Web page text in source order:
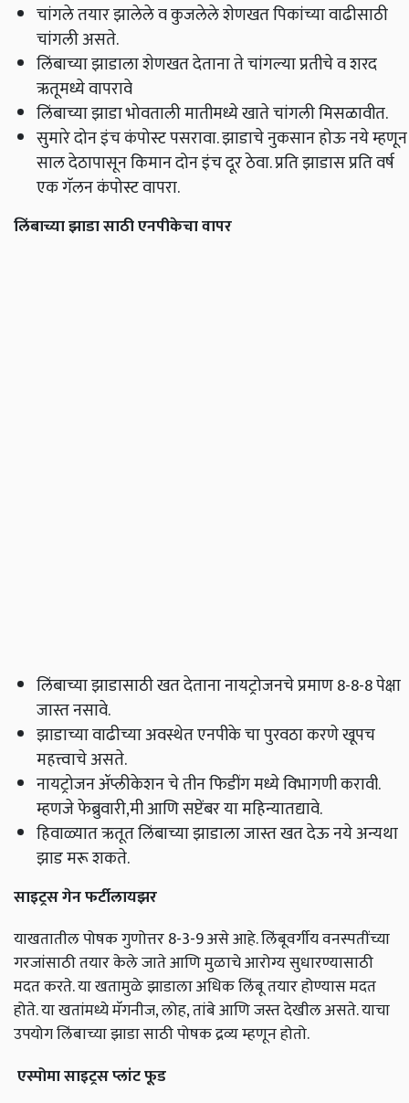
चांगले तयार झालेले व कुजलेले शेणखत पिकांच्या वाढीसाठी
चांगली असते.
लिंबाच्या झाडाला शेणखत देताना ते चांगल्या प्रतीचे व शरद
ऋतूमध्ये वापरावे
लिंबाच्या झाडा भोवताली मातीमध्ये खाते चांगली मिसळावीत.
सुमारे दोन इंच कंपोस्ट पसरावा. झाडाचे नुकसान होऊ नये म्हणून
साल देठापासून किमान दोन इंच दूर ठेवा. प्रति झाडास प्रति वर्ष
एक गॅलन कंपोस्ट वापरा.
लिंबाच्या झाडा साठी एनपीकेचा वापर
लिंबाच्या झाडासाठी खत देताना नायट्रोजनचे प्रमाण 8-8-8 पेक्षा
जास्त नसावे.
झाडाच्या वाढीच्या अवस्थेत एनपीके चा पुरवठा करणे खूपच
महत्त्वाचे असते.
नायट्रोजन ॲप्लीकेशन चे तीन फिडींग मध्ये विभागणी करावी.
म्हणजे फेब्रुवारी,मी आणि सप्टेंबर या महिन्यातद्यावे.
हिवाळ्यात ऋतूत लिंबाच्या झाडाला जास्त खत देऊ नये अन्यथा
झाड मरू शकते.
साइट्रस गेन फर्टीलायझर
याखतातील पोषक गुणोत्तर 8-3-9 असे आहे. लिंबूवर्गीय वनस्पतींच्या
गरजांसाठी तयार केले जाते आणि मुळाचे आरोग्य सुधारण्यासाठी
मदत करते. या खतामुळे झाडाला अधिक लिंबू तयार होण्यास मदत
होते. या खतांमध्ये मॅगनीज, लोह, तांबे आणि जस्त देखील असते. याचा
उपयोग लिंबाच्या झाडा साठी पोषक द्रव्य म्हणून होतो.
एस्पोमा साइट्रस प्लांट फूड